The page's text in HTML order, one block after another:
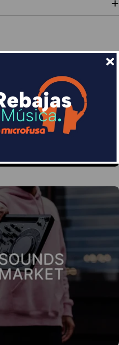
con Sequra
en 18 meses por una
al mes con Sequra